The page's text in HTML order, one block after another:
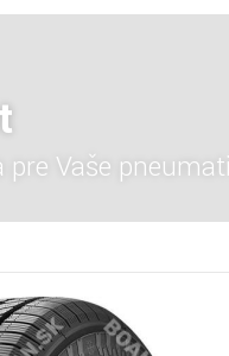
pre Vaše